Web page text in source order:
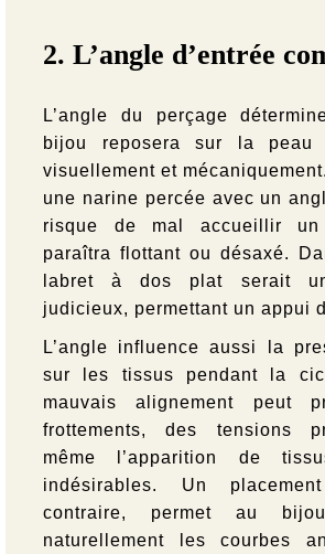
2. L’angle d’entrée
L’angle du perçage
bijou reposera sur la
visuellement et
une narine percée avec un
risque de mal accueillir un
paraîtra flottant ou désaxé.
labret à dos plat serait
judicieux, permettant un appui
L’angle influence aussi la
sur les tissus pendant la
mauvais alignement peut
frottements, des tensions
même l’apparition de
indésirables. Un
contraire, permet au
naturellement les courbes